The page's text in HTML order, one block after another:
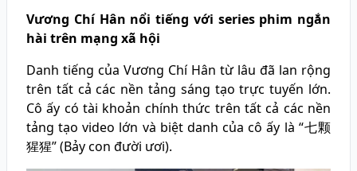
Vương Chí Hân nổi tiếng với series phim ngắn
hài trên mạng xã hội
Danh tiếng của Vương Chí Hân từ lâu đã lan rộng
trên tất cả các nền tảng sáng tạo trực tuyến lớn.
Cô ấy có tài khoản chính thức trên tất cả các nền
tảng tạo video lớn và biệt danh của cô ấy là “七颗
猩猩” (Bảy con đười ươi).